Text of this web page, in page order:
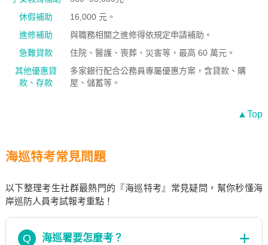
休假補助
16,000 元。
進修補助
與職務相關之進修得依規定申請補助。
急難貸款
住院、醫護、喪葬、災害等，最高 60 萬元。
其他優惠貸
款、存款
多家銀行配合公務員專屬優惠方案，含貸款、購
屋、儲蓄等。
▲Top
海巡特考常見問題
以下整理考生社群最熱門的『海巡特考』常見疑問，幫你秒懂海
岸巡防人員考試報考重點！
Q 海巡署要怎麼考？